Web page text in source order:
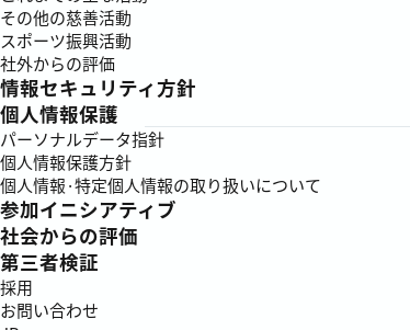
その他の慈善活動
スポーツ振興活動
社外からの評価
情報セキュリティ方針
個人情報保護
パーソナルデータ指針
個人情報保護方針
個人情報·特定個人情報の取り扱いについて
参加イニシアティブ
社会からの評価
第三者検証
採用
お問い合わせ